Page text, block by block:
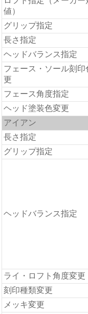
値）
グリップ指定
長さ指定
ヘッドバランス指定
フェース・ソール刻印
更
フェース角度指定
ヘッド塗装色変更
アイアン
長さ指定
グリップ指定
ヘッドバランス指定
ライ・ロフト角度変更
刻印種類変更
メッキ変更